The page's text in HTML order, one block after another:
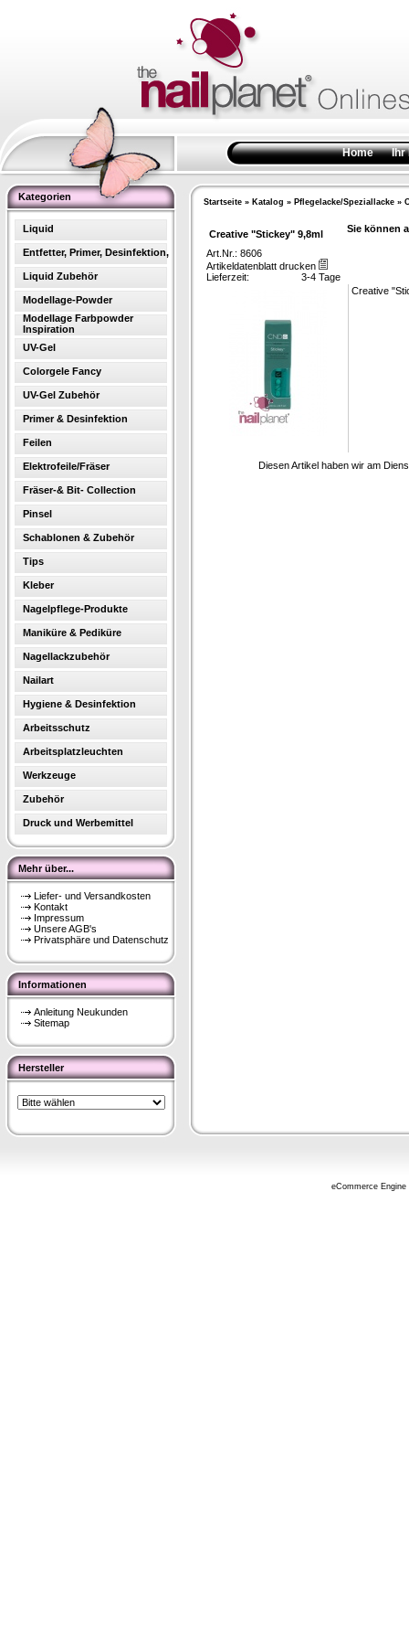
Home Ihr
Kategorien
Liquid
Entfetter, Primer, Desinfektion,
Liquid Zubehör
Modellage-Powder
Modellage Farbpowder
Inspiration
UV-Gel
Colorgele Fancy
UV-Gel Zubehör
Primer & Desinfektion
Feilen
Elektrofeile/Fräser
Fräser-& Bit- Collection
Pinsel
Schablonen & Zubehör
Tips
Kleber
Nagelpflege-Produkte
Maniküre & Pediküre
Nagellackzubehör
Nailart
Hygiene & Desinfektion
Arbeitsschutz
Arbeitsplatzleuchten
Werkzeuge
Zubehör
Druck und Werbemittel
Mehr über...
Liefer- und Versandkosten
Kontakt
Impressum
Unsere AGB's
Privatsphäre und Datenschutz
Informationen
Anleitung Neukunden
Sitemap
Hersteller
Startseite » Katalog » Pflegelacke/Speziallacke »
Creative "Stickey" 9,8ml Sie können
Art.Nr.: 8606
Artikeldatenblatt drucken
Lieferzeit:
3-4 Tage
Creative
Diesen Artikel haben wir am
eCommerce